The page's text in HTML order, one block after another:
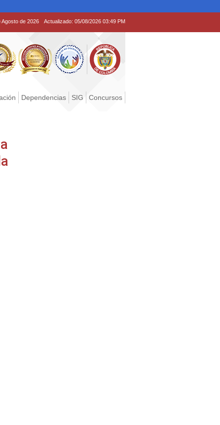
Actualizado: 05/08/2026 03:49 PM
Agosto de 2026
Dependencias SIG Concursos